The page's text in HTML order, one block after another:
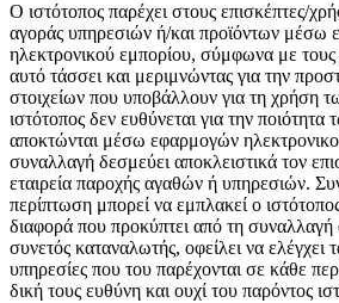
Home & DIY
Ο ιστότοπος παρέχει στους επισκέπτες/
αγοράς υπηρεσιών ή/και προϊόντων μέσω
ηλεκτρονικού εμπορίου, σύμφωνα με τους
αυτό τάσσει και μεριμνώντας για την
στοιχείων που υποβάλλουν για τη χρήση
ιστότοπος δεν ευθύνεται για την
αποκτώνται μέσω εφαρμογών
συναλλαγή δεσμεύει αποκλειστικά τον
εταιρεία παροχής αγαθών ή υπηρεσιών.
περίπτωση μπορεί να εμπλακεί ο
διαφορά που προκύπτει από τη
συνετός καταναλωτής, οφείλει να ελέγχει
υπηρεσίες που του παρέχονται σε κάθε
δική τους ευθύνη και ουχί του παρόντος